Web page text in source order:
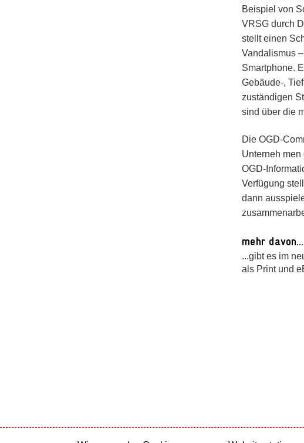
Beispiel von
VRSG durch
stellt einen
Vandalismus
Smartphone.
Gebäude-,
zuständigen
sind über die
Die OGD-
Unterneh
OGD-
Verfügung
dann
mehr davon...
...gibt es im
als Print und